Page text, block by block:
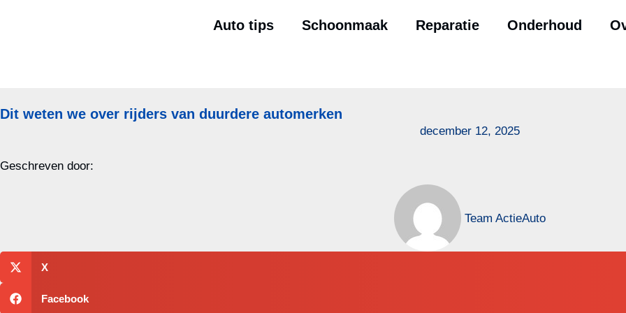
Auto tips Schoonmaak Reparatie Onderhoud
Dit weten we over rijders van duurdere automerken
december 12, 2025
Geschreven door:
Team ActieAuto
X
Facebook